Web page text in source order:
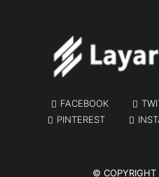
FACEBOOK
PINTEREST
© COPYRIGHT |